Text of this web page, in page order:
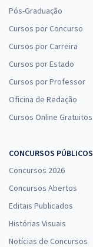
Pós-Graduação
Cursos por Concurso
Cursos por Carreira
Cursos por Estado
Cursos por Professor
Oficina de Redação
Cursos Online Gratuitos
CONCURSOS PÚBLICOS
Concursos 2026
Concursos Abertos
Editais Publicados
Histórias Visuais
Notícias de Concursos